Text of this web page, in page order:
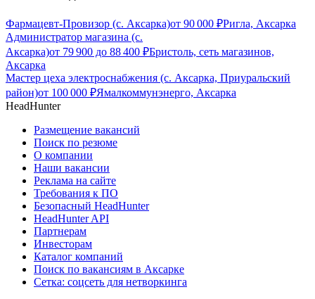
Фармацевт-Провизор (с. Аксарка)от 90 000 ₽Ригла, Аксарка
Администратор магазина (с.
Аксарка)от 79 900 до 88 400 ₽Бристоль, сеть магазинов,
Аксарка
Мастер цеха электроснабжения (с. Аксарка, Приуральский
район)от 100 000 ₽Ямалкоммунэнерго, Аксарка
HeadHunter
Размещение вакансий
Поиск по резюме
О компании
Наши вакансии
Реклама на сайте
Требования к ПО
Безопасный HeadHunter
HeadHunter API
Партнерам
Инвесторам
Каталог компаний
Поиск по вакансиям в Аксарке
Сетка: соцсеть для нетворкинга